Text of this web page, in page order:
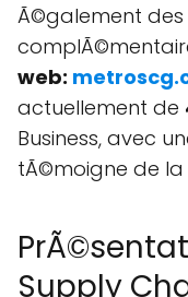
Ã©galement
web:
actuellement de
Business, avec
tÃ©moigne de la
Supply